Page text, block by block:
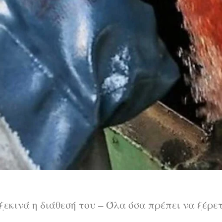
η διάθεσή του – Όλα όσα πρέπει να